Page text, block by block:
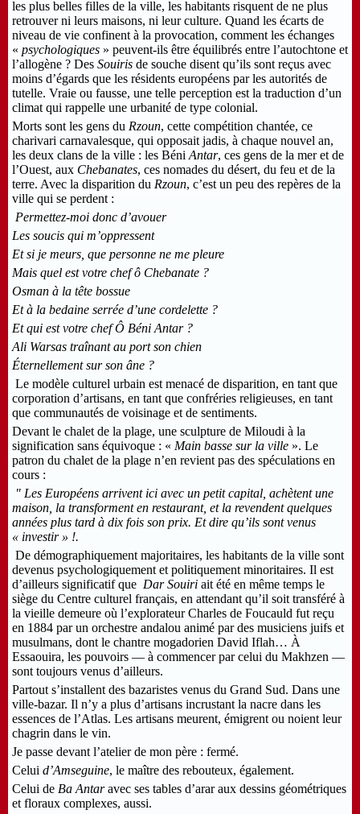
les plus belles filles de la ville, les habitants risquent de ne plus
retrouver ni leurs maisons, ni leur culture. Quand les écarts de
niveau de vie confinent à la provocation, comment les échanges
« psychologiques » peuvent-ils être équilibrés entre l’autochtone et
l’allogène ? Des Souiris de souche disent qu’ils sont reçus avec
moins d’égards que les résidents européens par les autorités de
tutelle. Vraie ou fausse, une telle perception est la traduction d’un
climat qui rappelle une urbanité de type colonial.
Morts sont les gens du Rzoun, cette compétition chantée, ce
charivari carnavalesque, qui opposait jadis, à chaque nouvel an,
les deux clans de la ville : les Béni Antar, ces gens de la mer et de
l’Ouest, aux Chebanates, ces nomades du désert, du feu et de la
terre. Avec la disparition du Rzoun, c’est un peu des repères de la
ville qui se perdent :
Permettez-moi donc d’avouer
Les soucis qui m’oppressent
Et si je meurs, que personne ne me pleure
Mais quel est votre chef ô Chebanate ?
Osman à la tête bossue
Et à la bedaine serrée d’une cordelette ?
Et qui est votre chef Ô Béni Antar ?
Ali Warsas traînant au port son chien
Éternellement sur son âne ?
Le modèle culturel urbain est menacé de disparition, en tant que
corporation d’artisans, en tant que confréries religieuses, en tant
que communautés de voisinage et de sentiments.
Devant le chalet de la plage, une sculpture de Miloudi à la
signification sans équivoque : « Main basse sur la ville ». Le
patron du chalet de la plage n’en revient pas des spéculations en
cours :
" Les Européens arrivent ici avec un petit capital, achètent une
maison, la transforment en restaurant, et la revendent quelques
années plus tard à dix fois son prix. Et dire qu’ils sont venus
« investir » !.
De démographiquement majoritaires, les habitants de la ville sont
devenus psychologiquement et politiquement minoritaires. Il est
d’ailleurs significatif que Dar Souiri ait été en même temps le
siège du Centre culturel français, en attendant qu’il soit transféré à
la vieille demeure où l’explorateur Charles de Foucauld fut reçu
en 1884 par un orchestre andalou animé par des musiciens juifs et
musulmans, dont le chantre mogadorien David Iflah… À
Essaouira, les pouvoirs — à commencer par celui du Makhzen —
sont toujours venus d’ailleurs.
Partout s’installent des bazaristes venus du Grand Sud. Dans une
ville-bazar. Il n’y a plus d’artisans incrustant la nacre dans les
essences de l’Atlas. Les artisans meurent, émigrent ou noient leur
chagrin dans le vin.
Je passe devant l’atelier de mon père : fermé.
Celui d’Amseguine, le maître des rebouteux, également.
Celui de Ba Antaravec ses tables d’arar aux dessins géométriques
et floraux complexes, aussi.